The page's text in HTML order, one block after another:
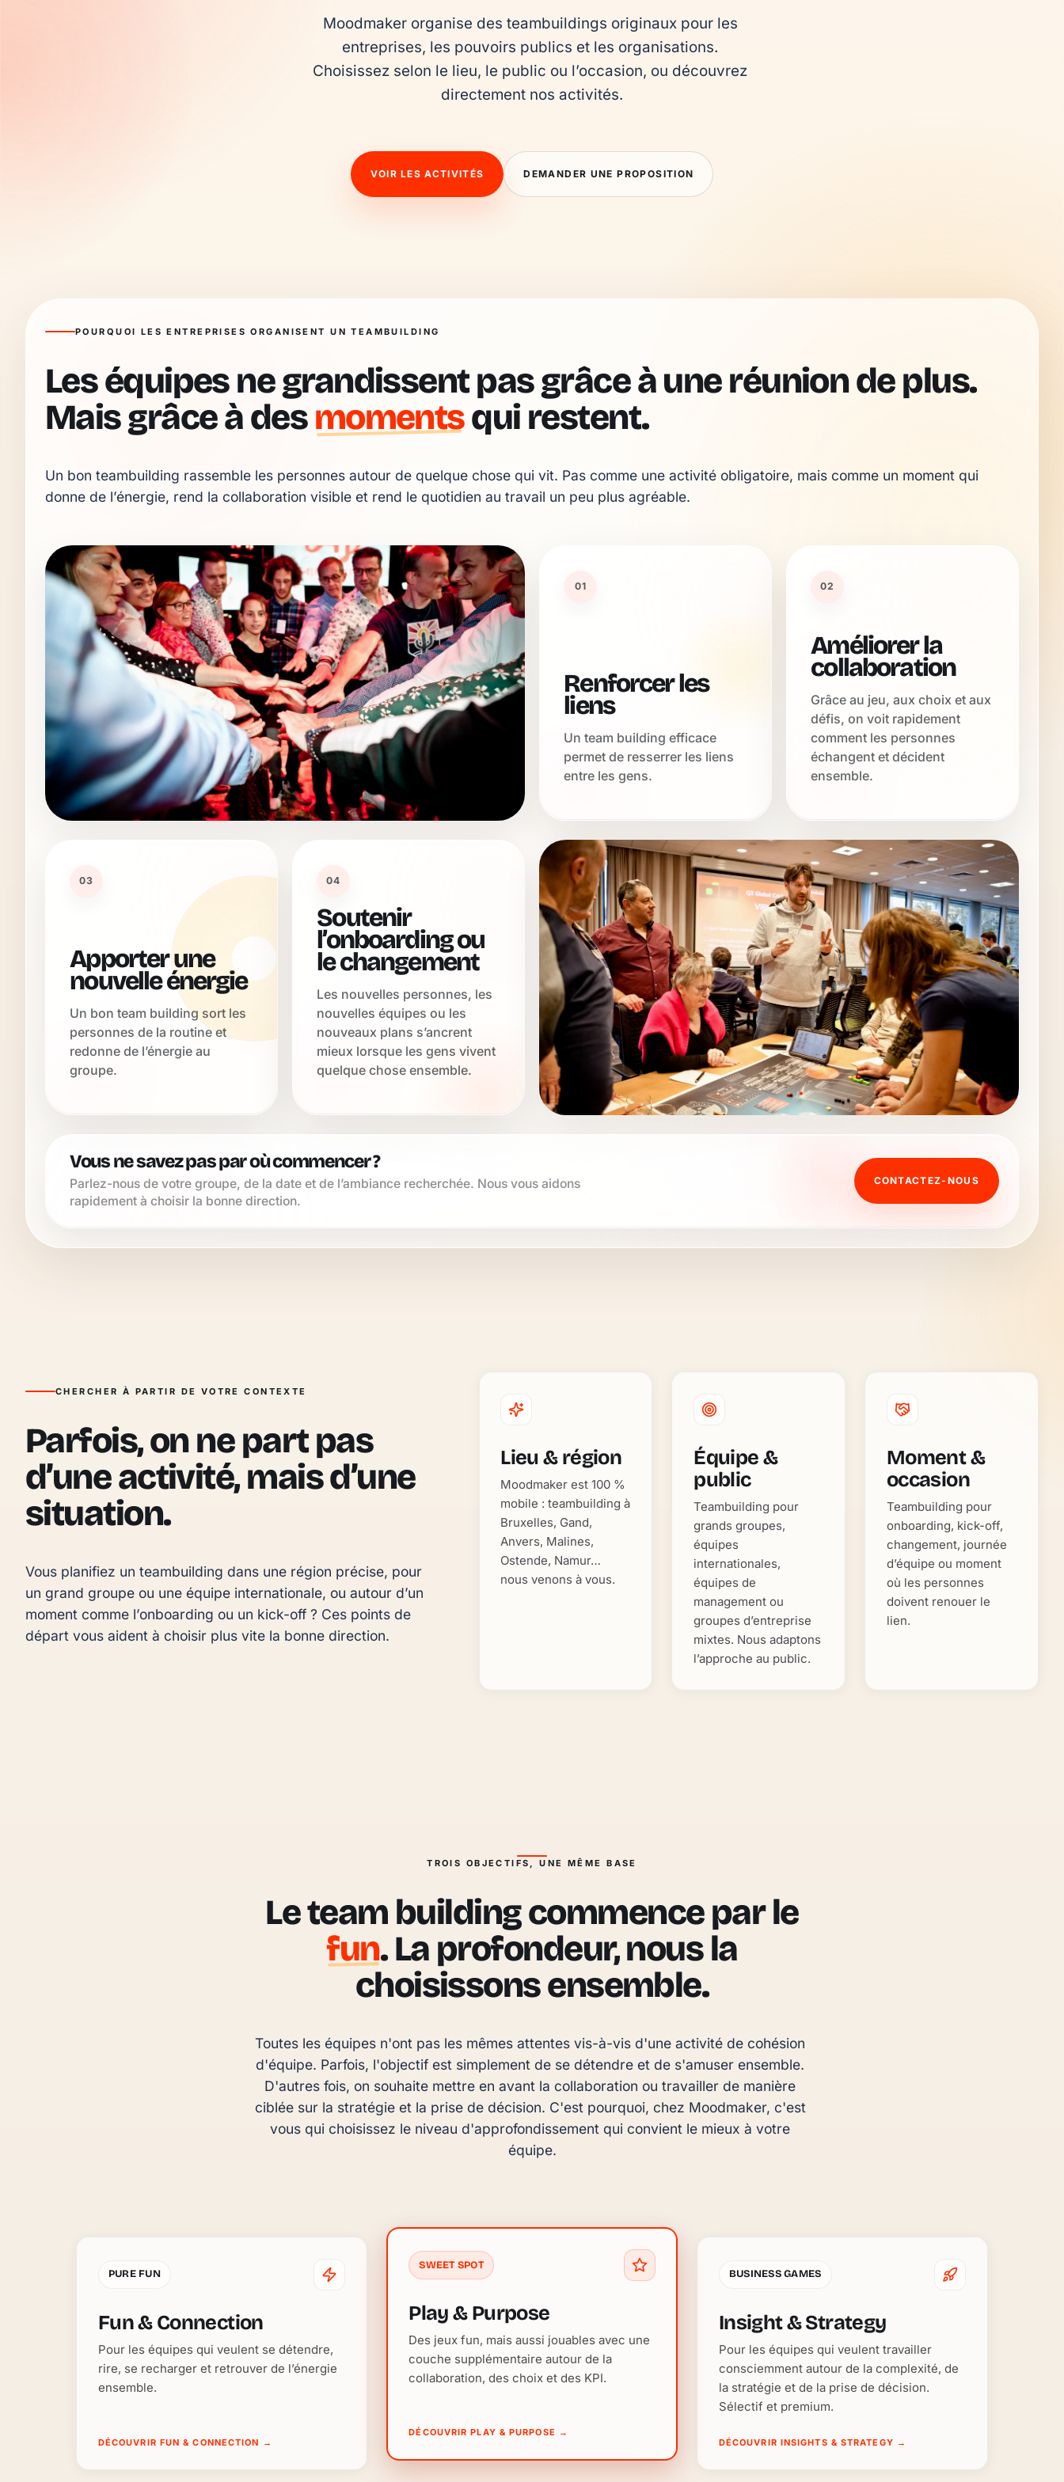
Moodmaker organise des teambuildings originaux pour les
entreprises, les pouvoirs publics et les organisations.
Choisissez selon le lieu, le public ou l’occasion, ou découvrez
directement nos activités.
VOIR LES ACTIVITÉS DEMANDER UNE PROPOSITION
POURQUOI LES ENTREPRISES ORGANISENT UN TEAMBUILDING
Les équipes ne grandissent pas grâce à une réunion de plus.
Mais grâce à desmomentsqui restent.
Un bon teambuilding rassemble les personnes autour de quelque chose qui vit. Pas comme une activité obligatoire, mais comme un moment qui
donne de l’énergie, rend la collaboration visible et rend le quotidien au travail un peu plus agréable.
01
Renforcer les
liens
Un team building efficace
permet de resserrer les liens
entre les gens.
02
Améliorer la
collaboration
Grâce au jeu, aux choix et aux
défis, on voit rapidement
comment les personnes
échangent et décident
ensemble.
03
Apporter une
nouvelle énergie
Un bon team building sort les
personnes de la routine et
redonne de l’énergie au
groupe.
04
Soutenir
l’onboarding ou
le changement
Les nouvelles personnes, les
nouvelles équipes ou les
nouveaux plans s’ancrent
mieux lorsque les gens vivent
quelque chose ensemble.
Vous ne savez pas par où commencer ?
Parlez-nous de votre groupe, de la date et de l’ambiance recherchée. Nous vous aidons
rapidement à choisir la bonne direction.
CONTACTEZ-NOUS
CHERCHER À PARTIR DE VOTRE CONTEXTE
Parfois, on ne part pas
d’une activité, mais d’une
situation.
Vous planifiez un teambuilding dans une région précise, pour
un grand groupe ou une équipe internationale, ou autour d’un
moment comme l’onboarding ou un kick-off ? Ces points de
départ vous aident à choisir plus vite la bonne direction.
Lieu & région
Moodmaker est 100 %
mobile : teambuilding à
Bruxelles, Gand,
Anvers, Malines,
Ostende, Namur…
nous venons à vous.
Équipe &
public
Teambuilding pour
grands groupes,
équipes
internationales,
équipes de
management ou
groupes d’entreprise
mixtes. Nous adaptons
l’approche au public.
Moment &
occasion
Teambuilding pour
onboarding, kick-off,
changement, journée
d’équipe ou moment
où les personnes
doivent renouer le
lien.
TROIS OBJECTIFS, UNE MÊME BASE
Le team building commence par le
fun. La profondeur, nous la
choisissons ensemble.
Toutes les équipes n'ont pas les mêmes attentes vis-à-vis d'une activité de cohésion
d'équipe. Parfois, l'objectif est simplement de se détendre et de s'amuser ensemble.
D'autres fois, on souhaite mettre en avant la collaboration ou travailler de manière
ciblée sur la stratégie et la prise de décision. C'est pourquoi, chez Moodmaker, c'est
vous qui choisissez le niveau d'approfondissement qui convient le mieux à votre
équipe.
PURE FUN
Fun & Connection
Pour les équipes qui veulent se détendre,
rire, se recharger et retrouver de l’énergie
ensemble.
DÉCOUVRIR FUN & CONNECTION →
SWEET SPOT
Play & Purpose
Des jeux fun, mais aussi jouables avec une
couche supplémentaire autour de la
collaboration, des choix et des KPI.
DÉCOUVRIR PLAY & PURPOSE →
BUSINESS GAMES
Insight & Strategy
Pour les équipes qui veulent travailler
consciemment autour de la complexité, de
la stratégie et de la prise de décision.
Sélectif et premium.
DÉCOUVRIR INSIGHTS & STRATEGY →